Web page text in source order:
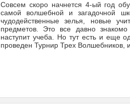
Совсем скоро начнется 4-ый год
самой волшебной и загадочной
чудодейственные зелья, новые
предметов. Это все давно
наступит учеба. Но тут есть и еще
проведен Турнир Трех Волшебников,